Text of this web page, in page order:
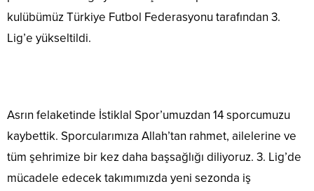
kulübümüz Türkiye Futbol Federasyonu tarafından 3.
Lig’e yükseltildi.
Asrın felaketinde İstiklal Spor’umuzdan 14 sporcumuzu
kaybettik. Sporcularımıza Allah’tan rahmet, ailelerine ve
tüm şehrimize bir kez daha başsağlığı diliyoruz. 3. Lig’de
mücadele edecek takımımızda yeni sezonda iş